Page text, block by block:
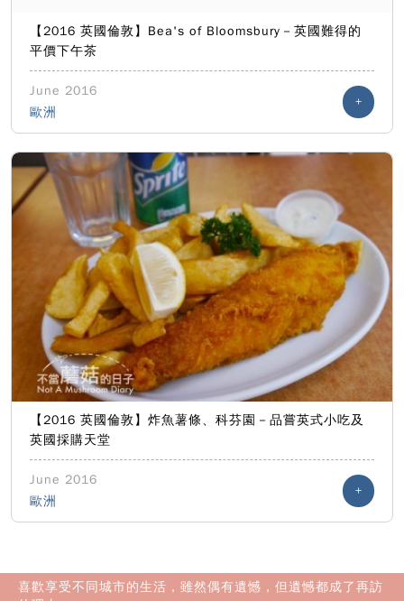
【2016 英國倫敦】Bea's of Bloomsbury－英國難得的
平價下午茶
June 2016
歐洲
+
【2016 英國倫敦】炸魚薯條、科芬園－品嘗英式小吃及
英國採購天堂
June 2016
歐洲
+
喜歡享受不同城市的生活，雖然偶有遺憾，但遺憾都成了再訪